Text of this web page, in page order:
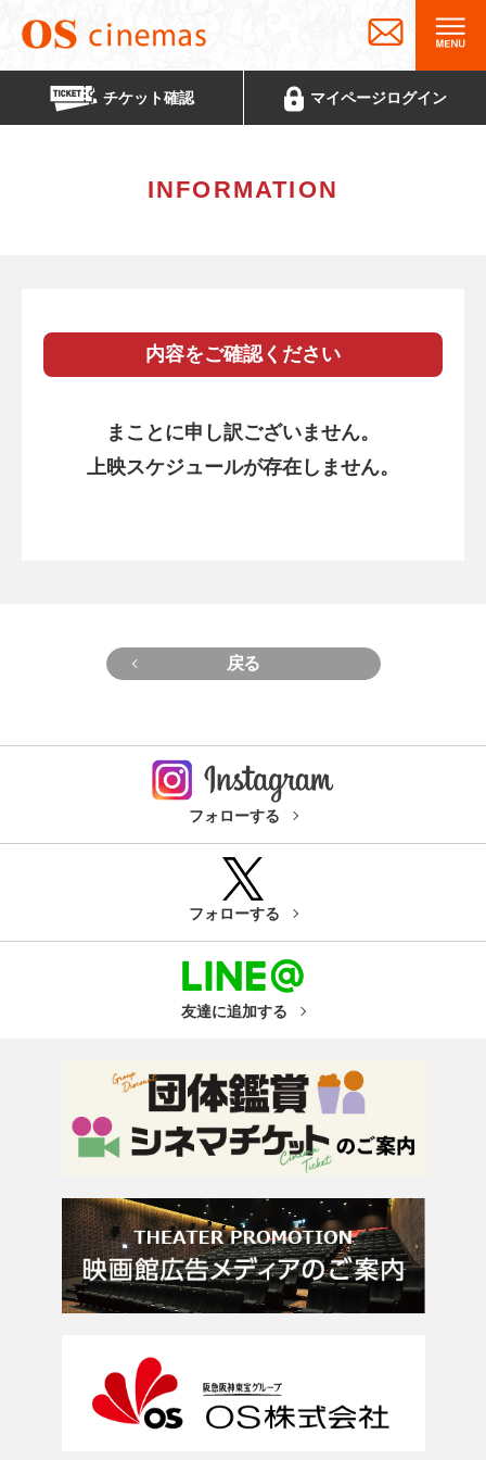
チケット確認 マイページログイン
INFORMATION
内容をご確認ください
まことに申し訳ございません。
上映スケジュールが存在しません。
戻る
フォローする
フォローする
友達に追加する